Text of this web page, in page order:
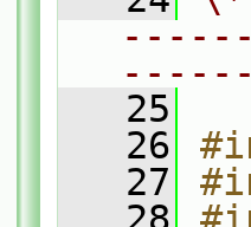
   25
   26
   27